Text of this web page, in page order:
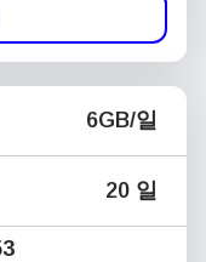
6GB/일
20 일